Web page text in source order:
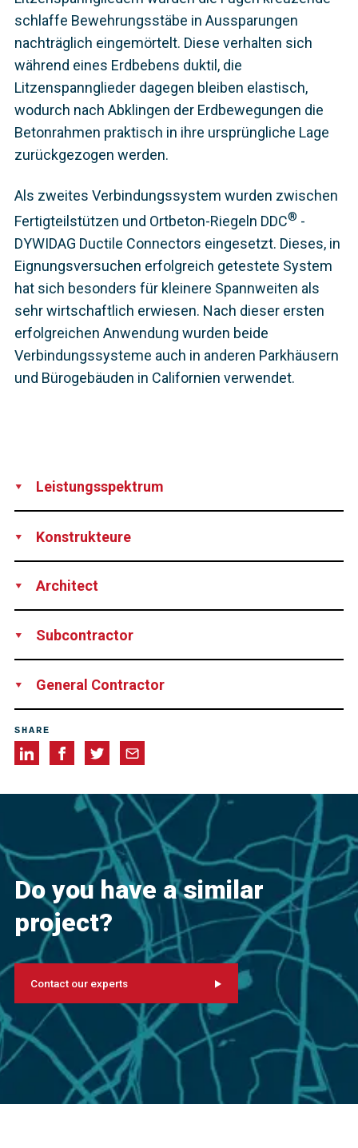
schlaffe Bewehrungsstäbe in Aussparungen
nachträglich eingemörtelt. Diese verhalten sich
während eines Erdbebens duktil, die
Litzenspannglieder dagegen bleiben elastisch,
wodurch nach Abklingen der Erdbewegungen die
Betonrahmen praktisch in ihre ursprüngliche Lage
zurückgezogen werden.
Als zweites Verbindungssystem wurden zwischen
Fertigteilstützen und Ortbeton-Riegeln DDC® -
DYWIDAG Ductile Connectors eingesetzt. Dieses, in
Eignungsversuchen erfolgreich getestete System
hat sich besonders für kleinere Spannweiten als
sehr wirtschaftlich erwiesen. Nach dieser ersten
erfolgreichen Anwendung wurden beide
Verbindungssysteme auch in anderen Parkhäusern
und Bürogebäuden in Californien verwendet.
Leistungsspektrum
Konstrukteure
Architect
Subcontractor
General Contractor
SHARE
Do you have a similar
project?
Contact our experts